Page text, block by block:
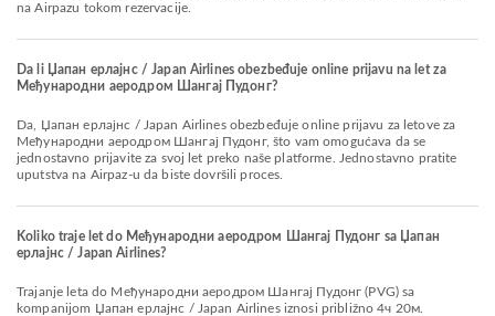
na Airpazu tokom rezervacije.
Da li Џапан ерлајнс / Japan Airlines obezbeđuje online prijavu na let za
Међународни аеродром Шангај Пудонг?
Da, Џапан ерлајнс / Japan Airlines obezbeđuje online prijavu za letove za
Међународни аеродром Шангај Пудонг, što vam omogućava da se
jednostavno prijavite za svoj let preko naše platforme. Jednostavno pratite
uputstva na Airpaz-u da biste dovršili proces.
Koliko traje let do Међународни аеродром Шангај Пудонг sa Џапан
ерлајнс / Japan Airlines?
Trajanje leta do Међународни аеродром Шангај Пудонг (PVG) sa
kompanijom Џапан ерлајнс / Japan Airlines iznosi približno 4ч 20м.